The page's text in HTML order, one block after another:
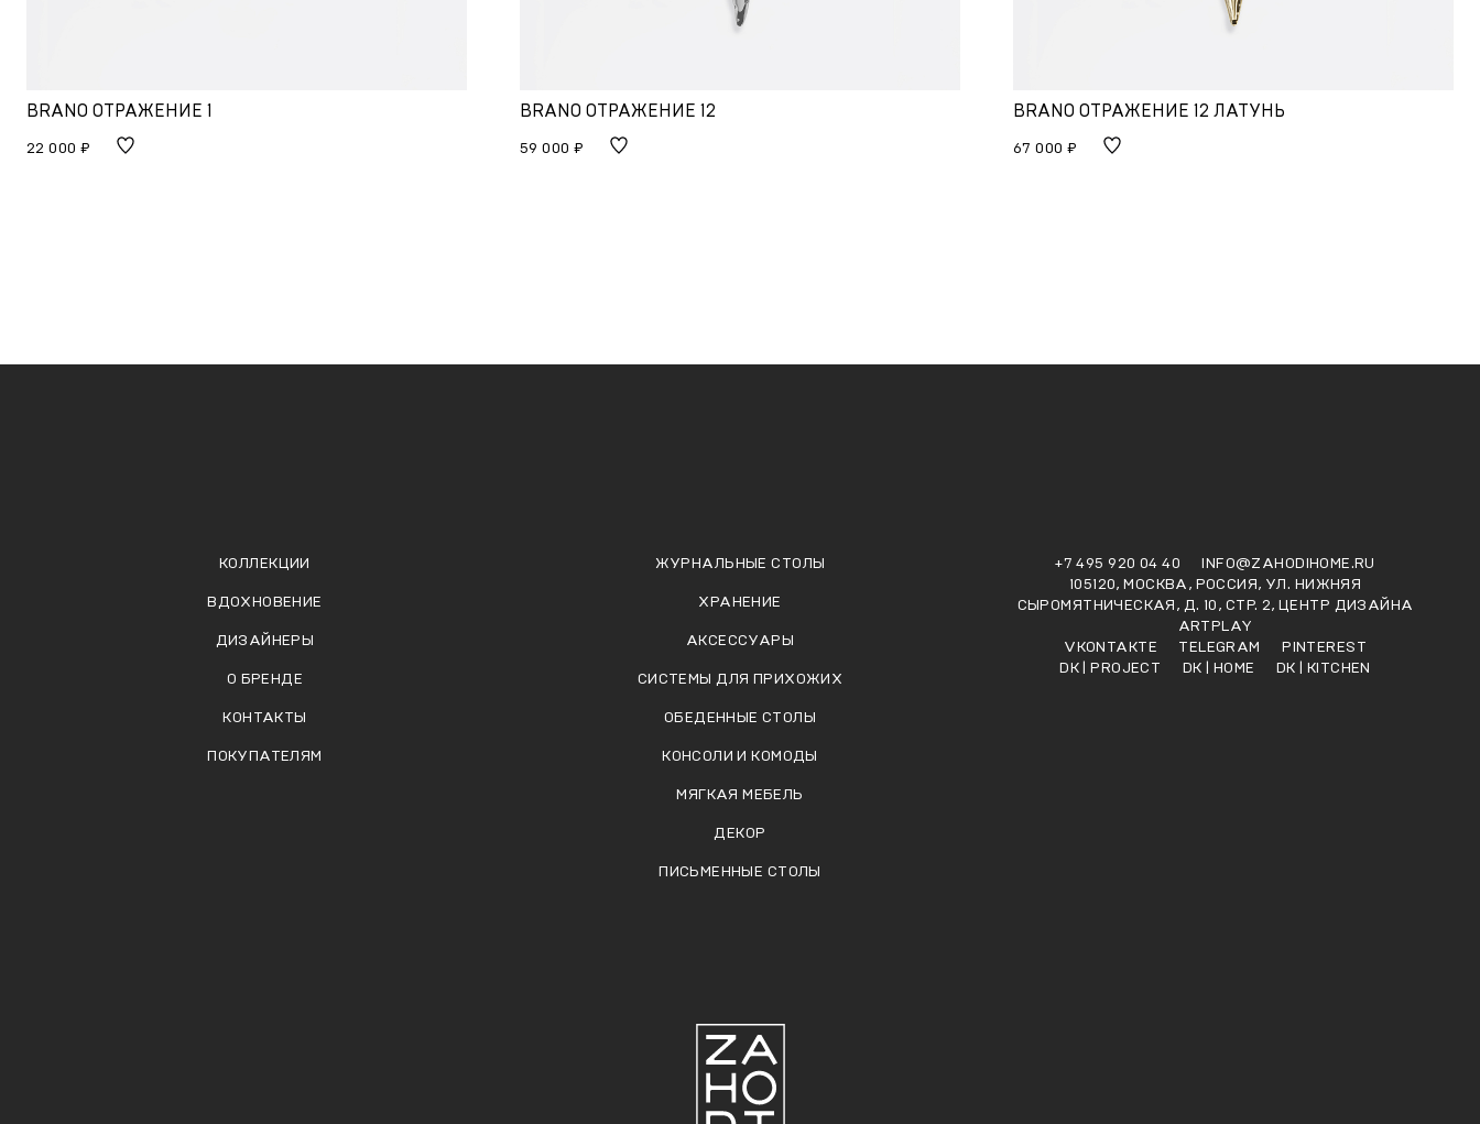
BRANO ОТРАЖЕНИЕ 1
22 000 ₽
BRANO ОТРАЖЕНИЕ 12
59 000 ₽
BRANO ОТРАЖЕНИЕ 12 ЛАТУНЬ
67 000 ₽
ЖУРНАЛЬНЫЕ СТОЛЫ
ХРАНЕНИЕ
АКСЕССУАРЫ
СИСТЕМЫ ДЛЯ ПРИХОЖИХ
ОБЕДЕННЫЕ СТОЛЫ
КОНСОЛИ И КОМОДЫ
МЯГКАЯ МЕБЕЛЬ
ДЕКОР
ПИСЬМЕННЫЕ СТОЛЫ
КОЛЛЕКЦИИ
ВДОХНОВЕНИЕ
ДИЗАЙНЕРЫ
О БРЕНДЕ
КОНТАКТЫ
ПОКУПАТЕЛЯМ
+7 495 920 04 40
INFO@ZAHODIHOME.RU
105120, МОСКВА, РОССИЯ, УЛ. НИЖНЯЯ
СЫРОМЯТНИЧЕСКАЯ, Д. 10, СТР. 2, ЦЕНТР ДИЗАЙНА
ARTPLAY
VKONTAKTE
TELEGRAM
PINTEREST
DK | PROJECT
DK | HOME DK | KITCHEN